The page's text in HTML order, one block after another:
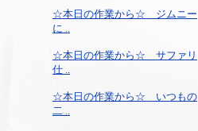
☆本日の作業から☆ ジムニー
に ..
☆本日の作業から☆ サファリ
仕 ..
☆本日の作業から☆ いつもの
二 ..